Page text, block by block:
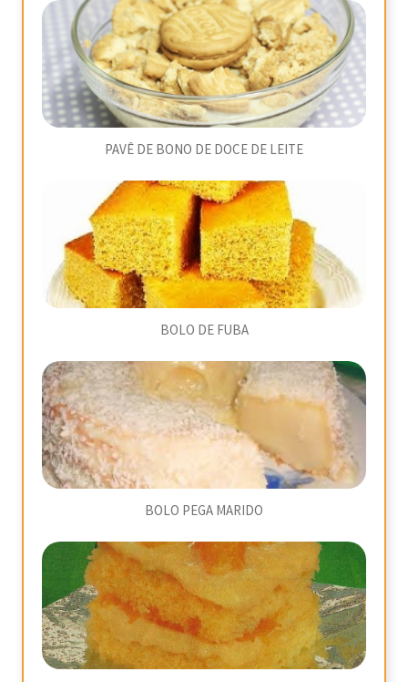
PAVÊ DE BONO DE DOCE DE LEITE
BOLO DE FUBA
BOLO PEGA MARIDO